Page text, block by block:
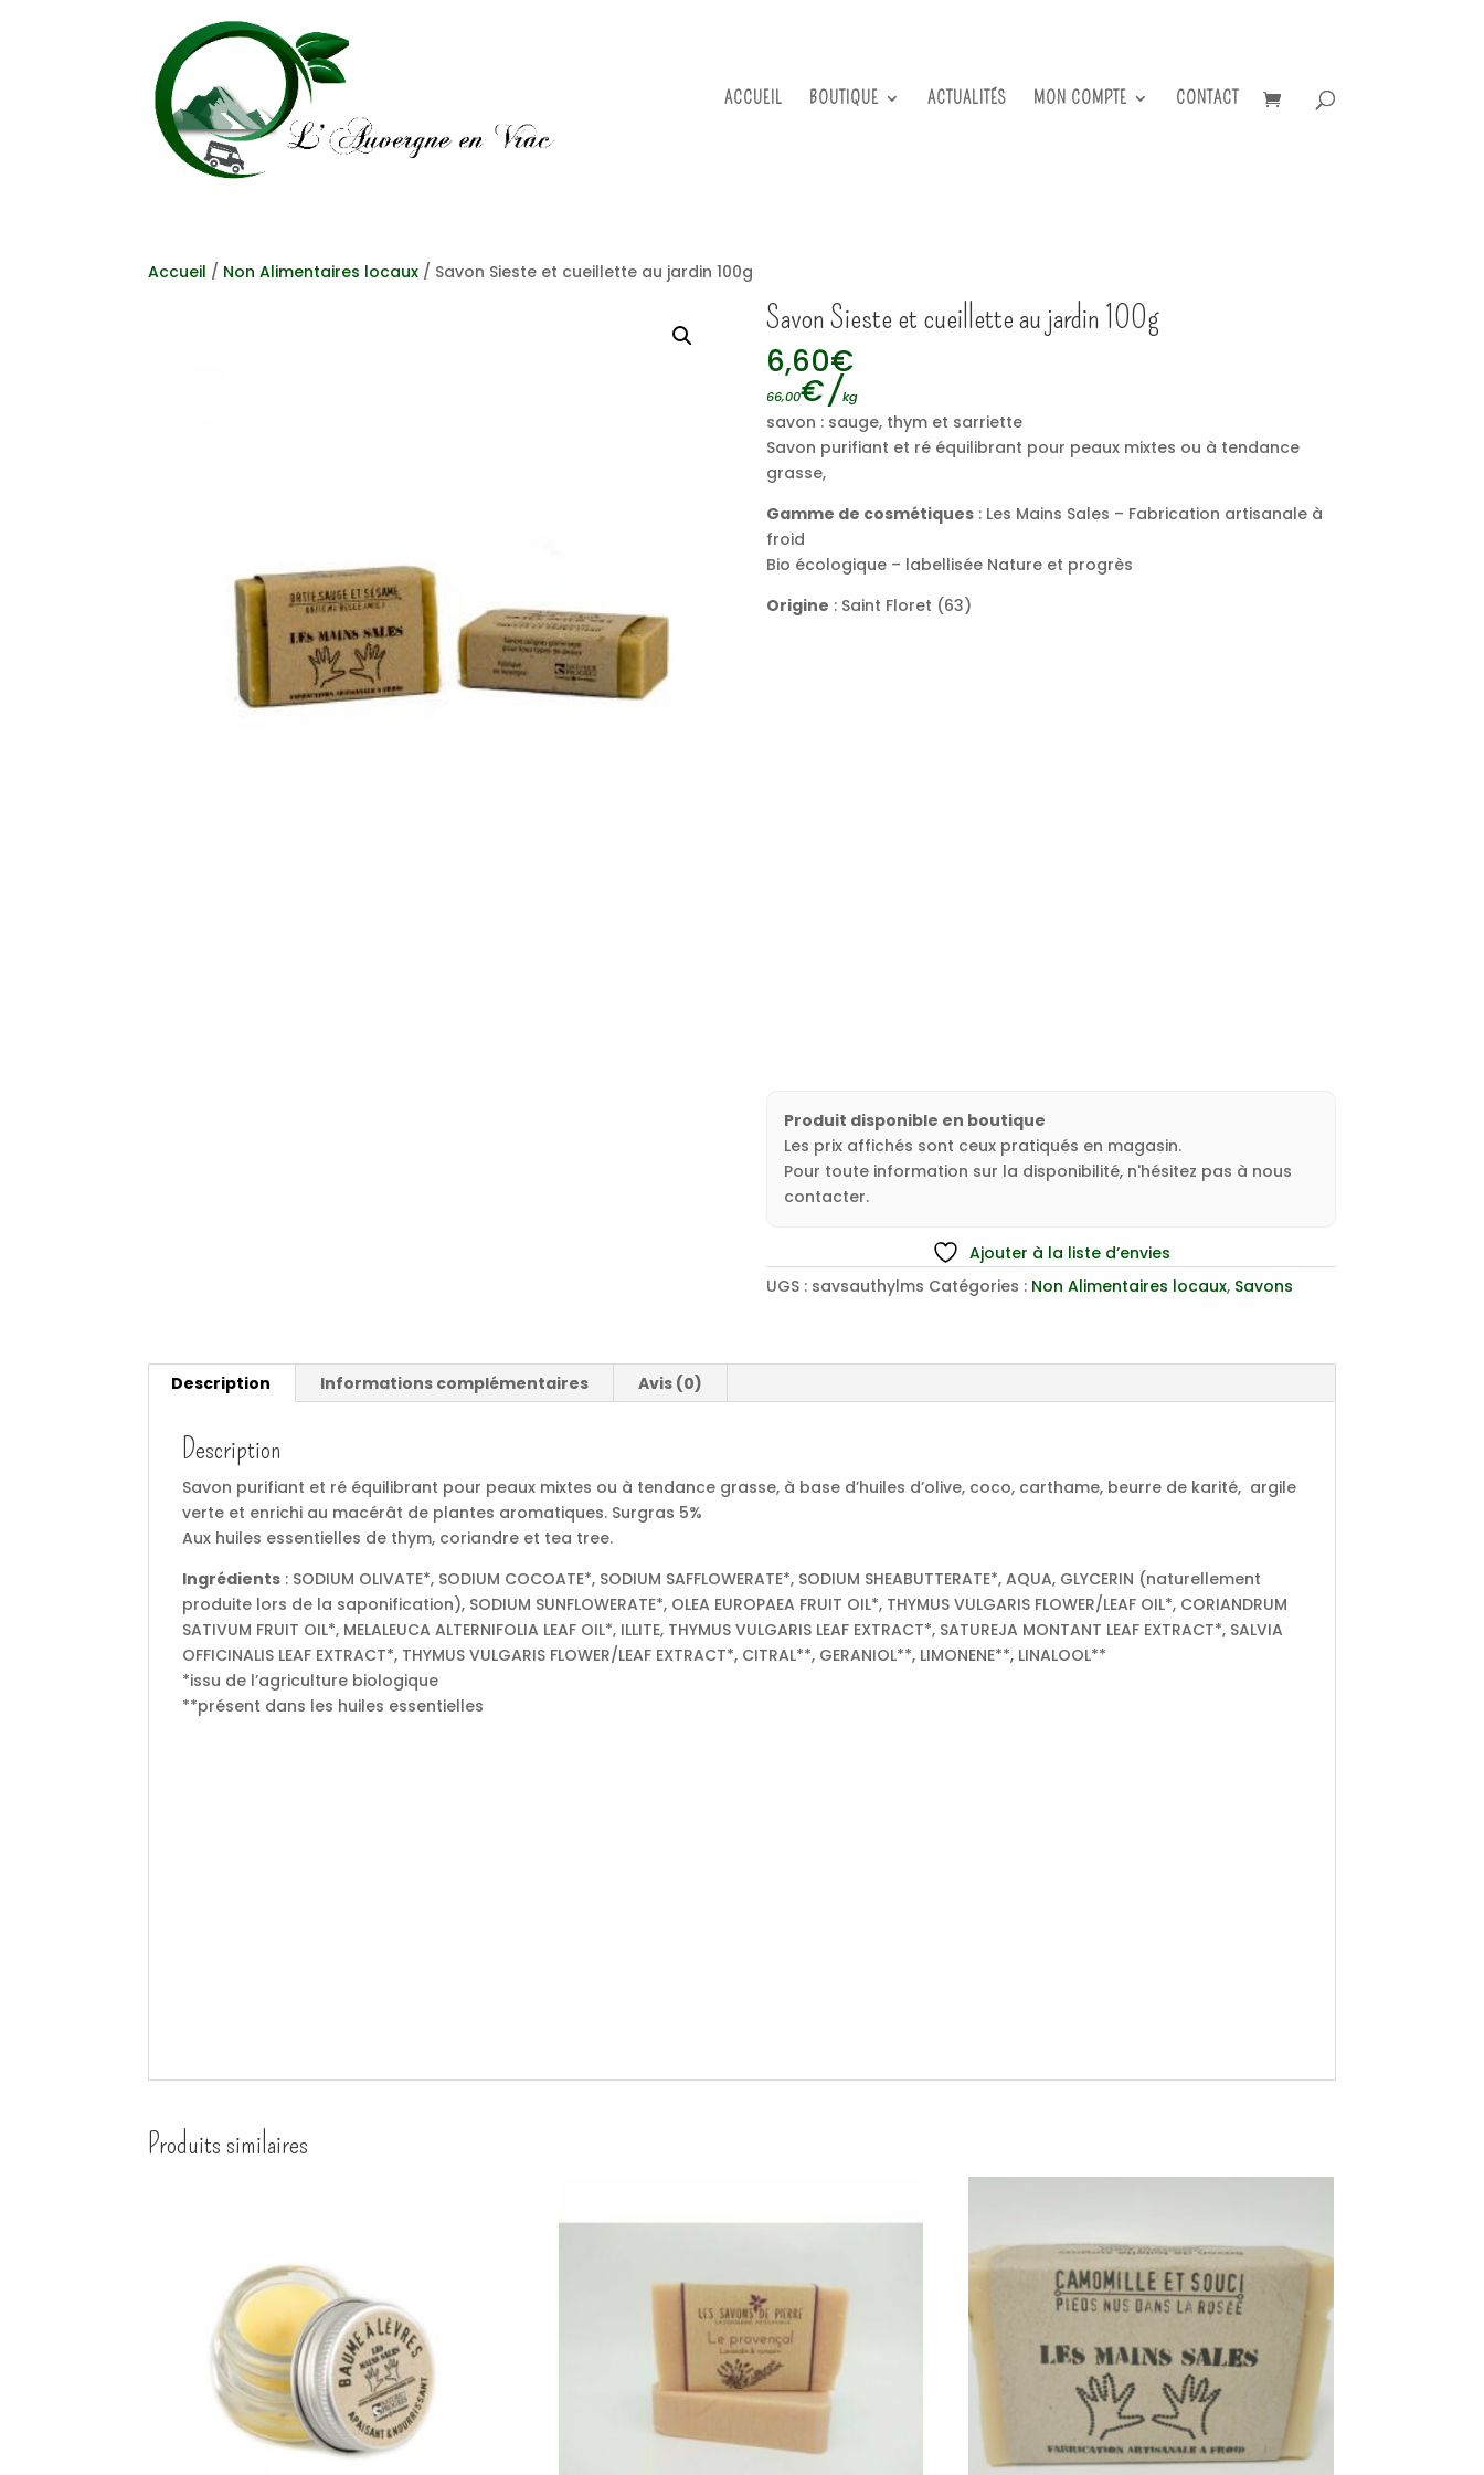
ACCUEIL BOUTIQUE ACTUALITÉS MON COMPTE CONTACT
Accueil / Non Alimentaires locaux / Savon Sieste et cueillette au jardin 100g
Savon Sieste et cueillette au jardin 100g
6,60€
66,00€/kg
savon : sauge, thym et sarriette
Savon purifiant et ré équilibrant pour peaux mixtes ou à tendance
grasse,
Gamme de cosmétiques: Les Mains Sales – Fabrication artisanale à
froid
Bio écologique – labellisée Nature et progrès
Origine : Saint Floret (63)
Produit disponible en boutique
Les prix affichés sont ceux pratiqués en magasin.
Pour toute information sur la disponibilité, n'hésitez pas à nous
contacter.
Ajouter à la liste d’envies
UGS : savsauthylms Catégories : Non Alimentaires locaux, Savons
Description Informations complémentaires Avis (0)
Description
Savon purifiant et ré équilibrant pour peaux mixtes ou à tendance grasse, à base d’huiles d’olive, coco, carthame, beurre de karité, argile
verte et enrichi au macérât de plantes aromatiques. Surgras 5%
Aux huiles essentielles de thym, coriandre et tea tree.
Ingrédients : SODIUM OLIVATE*, SODIUM COCOATE*, SODIUM SAFFLOWERATE*, SODIUM SHEABUTTERATE*, AQUA, GLYCERIN (naturellement
produite lors de la saponification), SODIUM SUNFLOWERATE*, OLEA EUROPAEA FRUIT OIL*, THYMUS VULGARIS FLOWER/LEAF OIL*, CORIANDRUM
SATIVUM FRUIT OIL*, MELALEUCA ALTERNIFOLIA LEAF OIL*, ILLITE, THYMUS VULGARIS LEAF EXTRACT*, SATUREJA MONTANT LEAF EXTRACT*, SALVIA
OFFICINALIS LEAF EXTRACT*, THYMUS VULGARIS FLOWER/LEAF EXTRACT*, CITRAL**, GERANIOL**, LIMONENE**, LINALOOL**
*issu de l’agriculture biologique
**présent dans les huiles essentielles
Produits similaires